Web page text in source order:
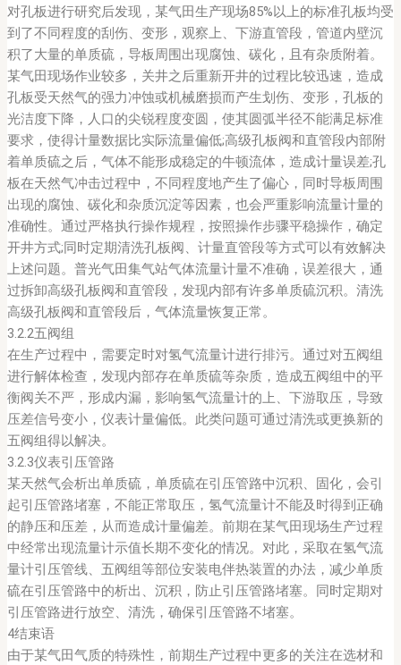
对孔板进行研究后发现，某气田生产现场85%以上的标准孔板均受
到了不同程度的刮伤、变形，观察上、下游直管段，管道内壁沉
积了大量的单质硫，导板周围出现腐蚀、碳化，且有杂质附着。
某气田现场作业较多，关井之后重新开井的过程比较迅速，造成
孔板受天然气的强力冲蚀或机械磨损而产生划伤、变形，孔板的
光洁度下降，人口的尖锐程度变圆，使其圆弧半径不能满足标准
要求，使得计量数据比实际流量偏低;高级孔板阀和直管段内部附
着单质硫之后，气体不能形成稳定的牛顿流体，造成计量误差;孔
板在天然气冲击过程中，不同程度地产生了偏心，同时导板周围
出现的腐蚀、碳化和杂质沉淀等因素，也会严重影响流量计量的
准确性。通过严格执行操作规程，按照操作步骤平稳操作，确定
开井方式;同时定期清洗孔板阀、计量直管段等方式可以有效解决
上述问题。普光气田集气站气体流量计量不准确，误差很大，通
过拆卸高级孔板阀和直管段，发现内部有许多单质硫沉积。清洗
高级孔板阀和直管段后，气体流量恢复正常。
3.2.2五阀组
在生产过程中，需要定时对氢气流量计进行排污。通过对五阀组
进行解体检查，发现内部存在单质硫等杂质，造成五阀组中的平
衡阀关不严，形成内漏，影响氢气流量计的上、下游取压，导致
压差信号变小，仪表计量偏低。此类问题可通过清洗或更换新的
五阀组得以解决。
3.2.3仪表引压管路
某天然气会析出单质硫，单质硫在引压管路中沉积、固化，会引
起引压管路堵塞，不能正常取压，氢气流量计不能及时得到正确
的静压和压差，从而造成计量偏差。前期在某气田现场生产过程
中经常出现流量计示值长期不变化的情况。对此，采取在氢气流
量计引压管线、五阀组等部位安装电伴热装置的办法，减少单质
硫在引压管路中的析出、沉积，防止引压管路堵塞。同时定期对
引压管路进行放空、清洗，确保引压管路不堵塞。
4结束语
由于某气田气质的特殊性，前期生产过程中更多的关注在选材和